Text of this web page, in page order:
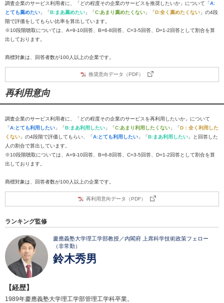
調査企業のサービス利用者に、「どの程度その企業のサービスを推奨したいか」について「A:
とても薦めたい 」「B:まあ薦めたい 」「C:あまり薦めたくない 」「D:全く薦めたくない 」の4段
階で評価をしてもらい比率を算出しています。
※10段階聴取については、A=9-10回答、B=6-8回答、C=3-5回答、D=1-2回答として割合を算
出しております。
商標対象は、回答者数が100人以上の企業です。
推奨意向データ（PDF）
再利用意向
調査企業のサービス利用者に、「どの程度その企業のサービスを再利用したいか」について
「A:とても利用したい 」「B:まあ利用したい 」「C:あまり利用したくない 」「D：全く利用した
くない 」の4段階で評価してもらい、「A:とても利用したい 」「B:まあ利用したい 」と回答した
人の割合で算出しています。
※10段階聴取については、A=9-10回答、B=6-8回答、C=3-5回答、D=1-2回答として割合を算
出しております。
商標対象は、回答者数が100人以上の企業です。
再利用意向データ（PDF）
ランキング監修
慶應義塾大学理工学部教授／内閣府 上席科学技術政策フェロー
（非常勤）
鈴木秀男
【経歴】
1989年慶應義塾大学理工学部管理工学科卒業。